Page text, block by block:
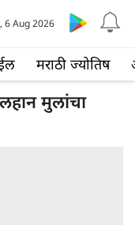
मराठी ज्योतिष
6 Aug 2026
मुलांचा